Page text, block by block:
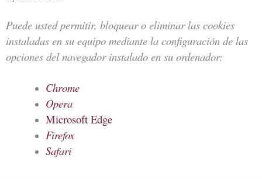
Puede usted permitir, bloquear o eliminar las cookies
instaladas en su equipo mediante la configuración de las
opciones del navegador instalado en su ordenador:
Chrome
Opera
Microsoft Edge
Firefox
Safari